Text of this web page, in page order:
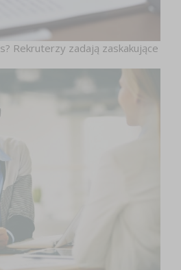
Rekruterzy zadają zaskakujące